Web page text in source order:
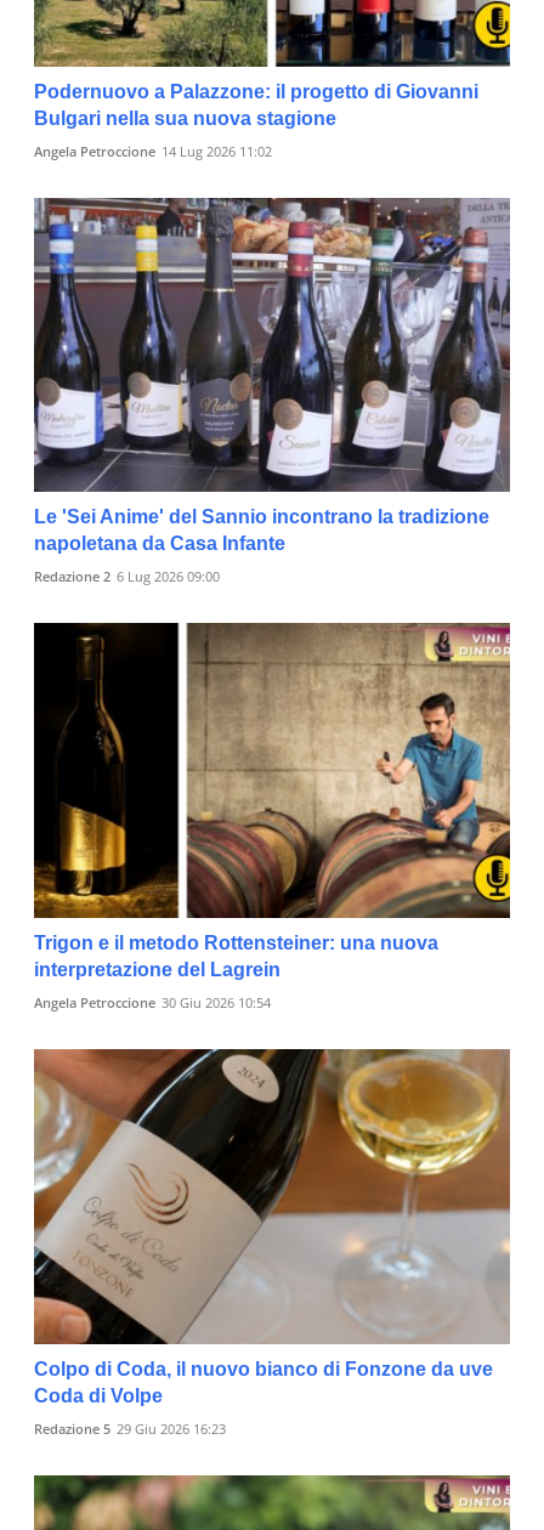
Podernuovo a Palazzone: il progetto di Giovanni
Bulgari nella sua nuova stagione
Angela Petroccione 14 Lug 2026 11:02
Le 'Sei Anime' del Sannio incontrano la tradizione
napoletana da Casa Infante
Redazione 2 6 Lug 2026 09:00
Trigon e il metodo Rottensteiner: una nuova
interpretazione del Lagrein
Angela Petroccione 30 Giu 2026 10:54
Colpo di Coda, il nuovo bianco di Fonzone da uve
Coda di Volpe
Redazione 5 29 Giu 2026 16:23